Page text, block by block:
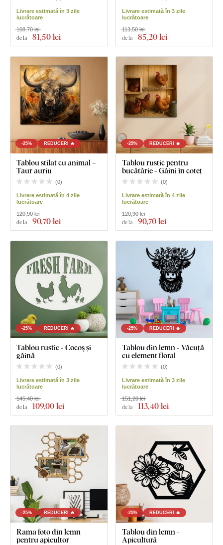
Livrare estimată în 3 zile
lucrătoare
de la 81,50 lei
108,70 lei
Livrare estimată în 3 zile
lucrătoare
de la 85,20 lei
113,50 lei
-25% REDUCERI 🔥
Tablou stilat cu animal –
Taur auriu
(0)
Livrare estimată în 4 zile
lucrătoare
de la 90,70 lei
120,90 lei
-25% REDUCERI 🔥
Tablou rustic pentru
bucătărie - Găini în coteț
(0)
Livrare estimată în 4 zile
lucrătoare
de la 90,70 lei
120,90 lei
-25% REDUCERI 🔥
Tablou rustic - Cocoș și
găină
(0)
Livrare estimată în 3 zile
lucrătoare
de la 109,00 lei
145,40 lei
-25% REDUCERI 🔥
Tablou din lemn - Văcuță
cu element floral
(0)
Livrare estimată în 3 zile
lucrătoare
de la 113,40 lei
151,20 lei
-25% REDUCERI 🔥
Rama foto din lemn
pentru apicultor
-25% REDUCERI 🔥
Tablou din lemn -
Apicultură